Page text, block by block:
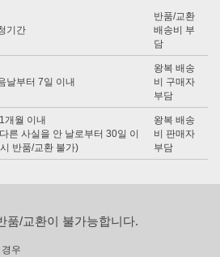
기간
반품/교환
배송비 부
담
날부터 7일 이내
왕복 배송
비 구매자
부담
개월 이내
른 사실을 안 날로부터 30일 이
반품/교환 불가)
왕복 배송
비 판매자
부담
품/교환이 불가능합니다.
우